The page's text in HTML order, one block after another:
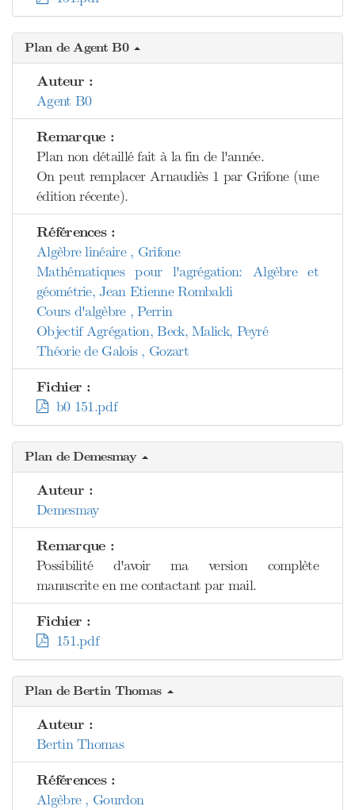
Plan de Agent B0
Auteur :
Agent B0
Remarque :
Plan non détaillé fait à la fin de l'année.
On peut remplacer Arnaudiès 1 par Grifone (une
édition récente).
Références :
Algèbre linéaire , Grifone
Mathématiques pour l'agrégation: Algèbre et
géométrie, Jean Etienne Rombaldi
Cours d'algèbre , Perrin
Objectif Agrégation, Beck, Malick, Peyré
Théorie de Galois , Gozart
Fichier :
b0 151.pdf
Plan de Demesmay
Auteur :
Demesmay
Remarque :
Possibilité d'avoir ma version complète
manuscrite en me contactant par mail.
Fichier :
151.pdf
Plan de Bertin Thomas
Auteur :
Bertin Thomas
Références :
Algèbre , Gourdon